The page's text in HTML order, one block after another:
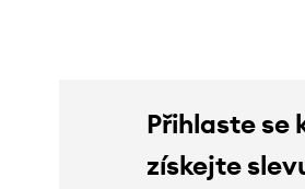
Přihlaste se
získejte